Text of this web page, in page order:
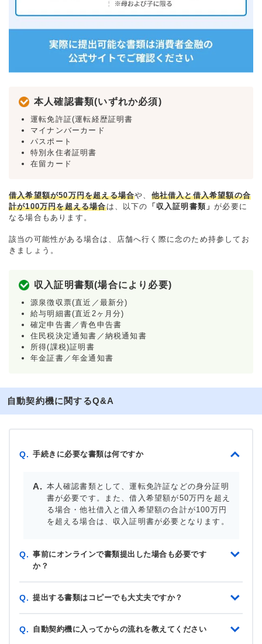
本人確認書類(いずれか必須)
運転免許証(運転経歴証明書
マイナンバーカード
パスポート
特別永住者証明書
在留カード
借入希望額が50万円を超える場合や、 他社借入と借入希望額の合
計が100万円を超える場合は、以下の 「収入証明書類」が必要に
なる場合もあります。
該当の可能性がある場合は、店舗へ行く際に念のため持参してお
きましょう。
収入証明書類(場合により必要)
源泉徴収票(直近／最新分)
給与明細書(直近2ヶ月分)
確定申告書／青色申告書
住民税決定通知書／納税通知書
所得(課税)証明書
年金証書／年金通知書
自動契約機に関するQ&A
Q. 手続きに必要な書類は何ですか
本人確認書類として、運転免許証などの身分証明
書が必要です。また、借入希望額が50万円を超え
る場合・他社借入と借入希望額の合計が100万円
を超える場合は、収入証明書が必要となります。
Q. 事前にオンラインで書類提出した場合も必要です
か？
Q. 提出する書類はコピーでも大丈夫ですか？
Q. 自動契約機に入ってからの流れを教えてください